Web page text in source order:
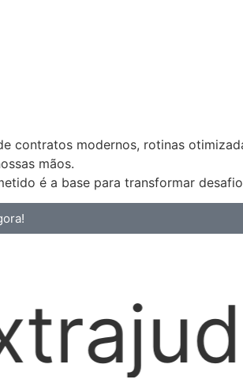
contratos modernos, rotinas
mãos.
é a base para transformar